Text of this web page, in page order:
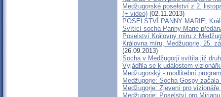
Medžugorské poselství z 2.
(+ video) (02.11.2013)
POSELSTVÍ PANNY MARIE,
Svítící socha Panny Marie
Poselství Královny míru z
Královna míru, Medžugorje, 25.
(26.09.2013)
Socha v Medžugorji svítila již
Vyjádřila se k událostem
Medžugorský - modlitební
Medžugorje: Socha Gospy
Medžugorje: Zjevení pro
Medžugorje: Poselství pro